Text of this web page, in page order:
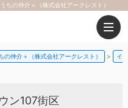
ちの仲介＋（株式会社アークレスト）
仲介＋（株式会社アークレスト） イ
ン107街区